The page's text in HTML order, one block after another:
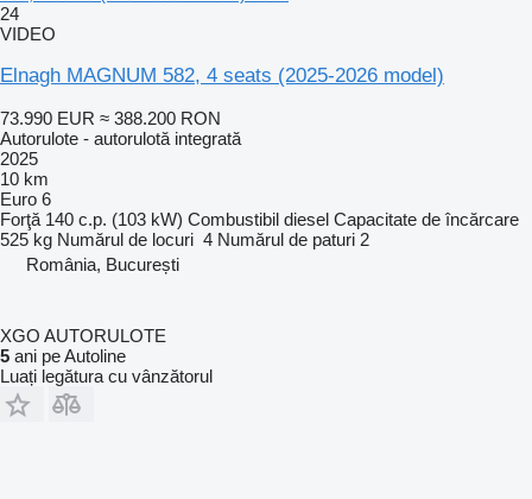
24
VIDEO
Elnagh MAGNUM 582, 4 seats (2025-2026 model)
73.990 EUR ≈ 388.200 RON
Autorulote - autorulotă integrată
2025
10 km
Euro 6
Forţă 140 c.p. (103 kW) Combustibil diesel Capacitate de încărcare
525 kg Numărul de locuri 4 Numărul de paturi 2
România, București
XGO AUTORULOTE
5 ani pe Autoline
Luați legătura cu vânzătorul